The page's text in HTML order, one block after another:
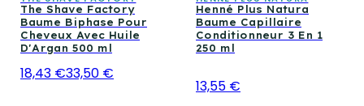
The Shave Factory
Baume Biphase Pour
Cheveux Avec Huile
D'Argan 500 ml
18,43 €33,50 €
Henné Plus Natura
Baume Capillaire
Conditionneur 3 En 1
250 ml
13,55 €